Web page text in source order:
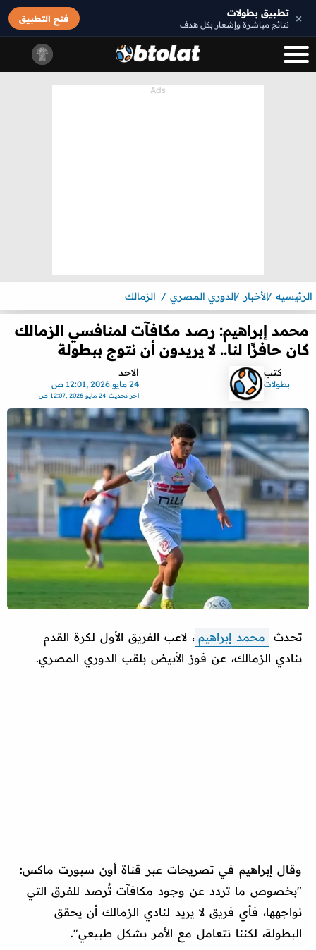
× تطبيق بطولات
نتائج مباشرة وإشعار بكل هدف
فتح التطبيق
الرئيسيه الأخبار الدوري المصري الزمالك
محمد إبراهيم: رصد مكافآت لمنافسي الزمالك
كان حافزًا لنا.. لا يريدون أن نتوج ببطولة
كتب
بطولات
الاحد
24 مايو 2026 ,12:01 ص
اخر تحديث24 مايو 2026 ,12:07 ص
تحدث محمد إبراهيم ، لاعب الفريق الأول لكرة القدم
بنادي الزمالك، عن فوز الأبيض بلقب الدوري المصري.
وقال إبراهيم في تصريحات عبر قناة أون سبورت ماكس:
"بخصوص ما تردد عن وجود مكافآت تُرصد للفرق التي
نواجهها، فأي فريق لا يريد لنادي الزمالك أن يحقق
البطولة، لكننا نتعامل مع الأمر بشكل طبيعي".